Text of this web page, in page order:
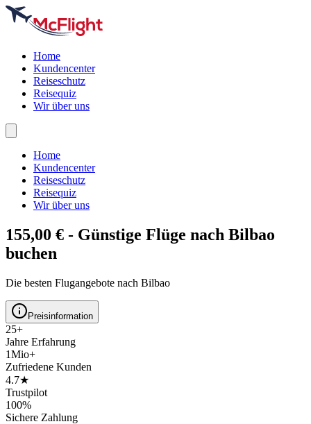
Home
Kundencenter
Reiseschutz
Reisequiz
Wir über uns
Home
Kundencenter
Reiseschutz
Reisequiz
Wir über uns
155,00 € - Günstige Flüge nach Bilbao
buchen
Die besten Flugangebote nach Bilbao
Preisinformation
25+
Jahre Erfahrung
1Mio+
Zufriedene Kunden
4.7★
Trustpilot
100%
Sichere Zahlung